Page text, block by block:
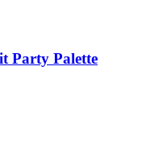
Party Palette